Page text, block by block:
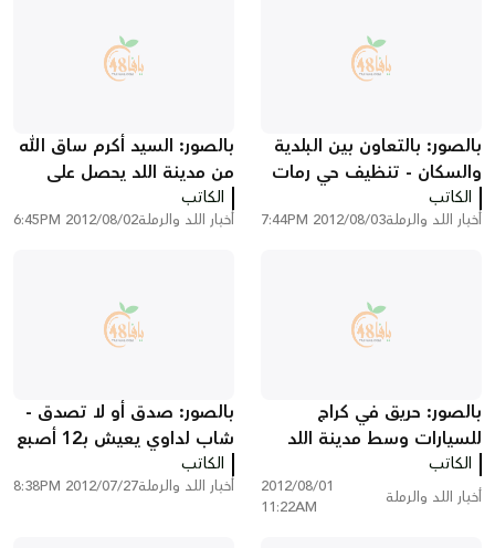
بالصور: بالتعاون بين البلدية
والسكان - تنظيف حي رمات
اشكول في مدينة اللد
الكاتب
أخبار اللد والرملة2012/08/03 7:44PM
بالصور: السيد أكرم ساق الله
من مدينة اللد يحصل على
"رخصة طيّار"
الكاتب
أخبار اللد والرملة2012/08/02 6:45PM
بالصور: حريق في كراج
للسيارات وسط مدينة اللد
دون وقوع إصابات
الكاتب
أخبار اللد والرملة
2012/08/01
11:22AM
بالصور: صدق أو لا تصدق -
شاب لداوي يعيش بـ12 أصبع
في يديه !!
الكاتب
أخبار اللد والرملة2012/07/27 8:38PM